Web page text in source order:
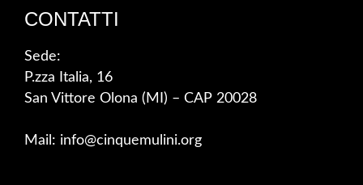
CONTATTI
Sede:
P.zza Italia, 16
San Vittore Olona (MI) – CAP 20028
Mail: info@cinquemulini.org